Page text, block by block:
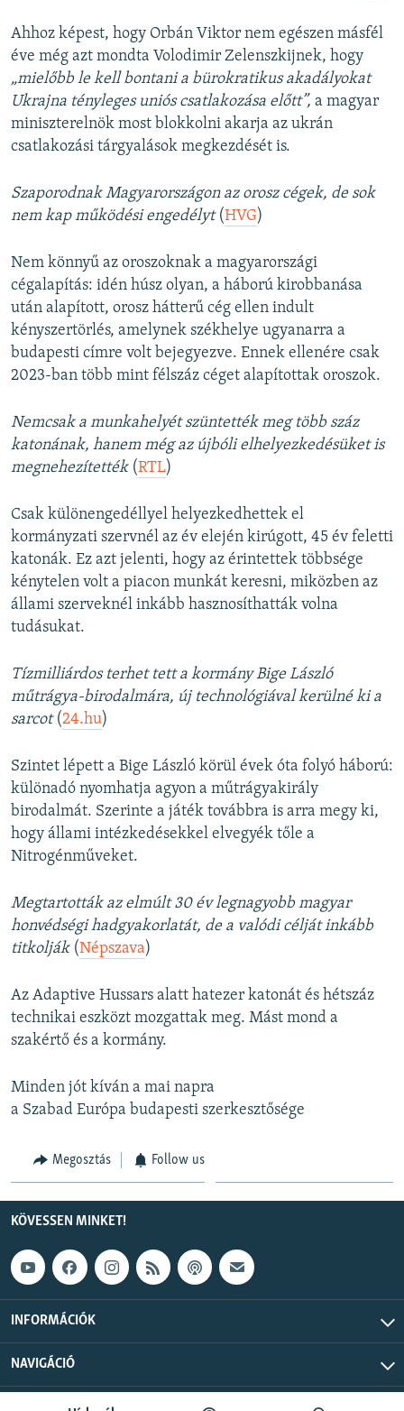
Ahhoz képest, hogy Orbán Viktor nem egészen másfél
éve még azt mondta Volodimir Zelenszkijnek, hogy
„mielőbb le kell bontani a bürokratikus akadályokat
Ukrajna tényleges uniós csatlakozása előtt”, a magyar
miniszterelnök most blokkolni akarja az ukrán
csatlakozási tárgyalások megkezdését is.
Szaporodnak Magyarországon az orosz cégek, de sok
nem kap működési engedélyt(HVG)
Nem könnyű az oroszoknak a magyarországi
cégalapítás: idén húsz olyan, a háború kirobbanása
után alapított, orosz hátterű cég ellen indult
kényszertörlés, amelynek székhelye ugyanarra a
budapesti címre volt bejegyezve. Ennek ellenére csak
2023-ban több mint félszáz céget alapítottak oroszok.
Nemcsak a munkahelyét szüntették meg több száz
katonának, hanem még az újbóli elhelyezkedésüket is
megnehezítették(RTL)
Csak különengedéllyel helyezkedhettek el
kormányzati szervnél az év elején kirúgott, 45 év feletti
katonák. Ez azt jelenti, hogy az érintettek többsége
kénytelen volt a piacon munkát keresni, miközben az
állami szerveknél inkább hasznosíthatták volna
tudásukat.
Tízmilliárdos terhet tett a kormány Bige László
műtrágya-birodalmára, új technológiával kerülné ki a
sarcot(24.hu)
Szintet lépett a Bige László körül évek óta folyó háború:
különadó nyomhatja agyon a műtrágyakirály
birodalmát. Szerinte a játék továbbra is arra megy ki,
hogy állami intézkedésekkel elvegyék tőle a
Nitrogénműveket.
Megtartották az elmúlt 30 év legnagyobb magyar
honvédségi hadgyakorlatát, de a valódi célját inkább
titkolják(Népszava)
Az Adaptive Hussars alatt hatezer katonát és hétszáz
technikai eszközt mozgattak meg. Mást mond a
szakértő és a kormány.
Minden jót kíván a mai napra
a Szabad Európa budapesti szerkesztősége
Megosztás Follow us
KÖVESSEN MINKET!
INFORMÁCIÓK
NAVIGÁCIÓ